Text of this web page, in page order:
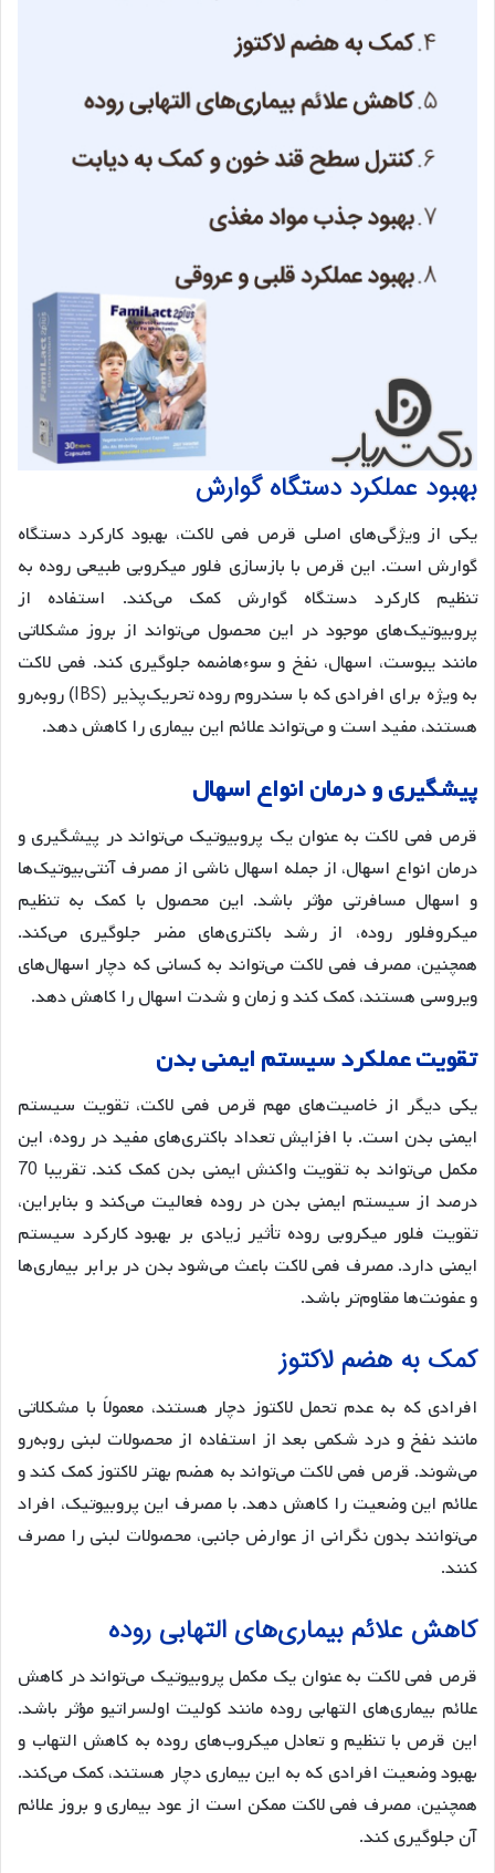
بهبود عملکرد دستگاه گوارش
یکی از ویژگی‌های اصلی قرص فمی لاکت، بهبود کارکرد دستگاه
گوارش است. این قرص با بازسازی فلور میکروبی طبیعی روده به
تنظیم کارکرد دستگاه گوارش کمک می‌کند. استفاده از
پروبیوتیک‌های موجود در این محصول می‌تواند از بروز مشکلاتی
مانند یبوست، اسهال، نفخ و سوءهاضمه جلوگیری کند. فمی لاکت
به ویژه برای افرادی که با سندروم روده تحریک‌پذیر (IBS) روبه‌رو
هستند، مفید است و می‌تواند علائم این بیماری را کاهش دهد.
پیشگیری و درمان انواع اسهال
قرص فمی لاکت به عنوان یک پروبیوتیک می‌تواند در پیشگیری و
درمان انواع اسهال، از جمله اسهال ناشی از مصرف آنتی‌بیوتیک‌ها
و اسهال مسافرتی مؤثر باشد. این محصول با کمک به تنظیم
میکروفلور روده، از رشد باکتری‌های مضر جلوگیری می‌کند.
همچنین، مصرف فمی لاکت می‌تواند به کسانی که دچار اسهال‌های
ویروسی هستند، کمک کند و زمان و شدت اسهال را کاهش دهد.
تقویت عملکرد سیستم ایمنی بدن
یکی دیگر از خاصیت‌های مهم قرص فمی لاکت، تقویت سیستم
ایمنی بدن است. با افزایش تعداد باکتری‌های مفید در روده، این
مکمل می‌تواند به تقویت واکنش ایمنی بدن کمک کند. تقریبا 70
درصد از سیستم ایمنی بدن در روده فعالیت می‌کند و بنابراین،
تقویت فلور میکروبی روده تأثیر زیادی بر بهبود کارکرد سیستم
ایمنی دارد. مصرف فمی لاکت باعث می‌شود بدن در برابر بیماری‌ها
و عفونت‌ها مقاوم‌تر باشد.
کمک به هضم لاکتوز
افرادی که به عدم تحمل لاکتوز دچار هستند، معمولاً با مشکلاتی
مانند نفخ و درد شکمی بعد از استفاده از محصولات لبنی روبه‌رو
می‌شوند. قرص فمی لاکت می‌تواند به هضم بهتر لاکتوز کمک کند و
علائم این وضعیت را کاهش دهد. با مصرف این پروبیوتیک، افراد
می‌توانند بدون نگرانی از عوارض جانبی، محصولات لبنی را مصرف
کنند.
کاهش علائم بیماری‌های التهابی روده
قرص فمی لاکت به عنوان یک مکمل پروبیوتیک می‌تواند در کاهش
علائم بیماری‌های التهابی روده مانند کولیت اولسراتیو مؤثر باشد.
این قرص با تنظیم و تعادل میکروب‌های روده به کاهش التهاب و
بهبود وضعیت افرادی که به این بیماری دچار هستند، کمک می‌کند.
همچنین، مصرف فمی لاکت ممکن است از عود بیماری و بروز علائم
آن جلوگیری کند.